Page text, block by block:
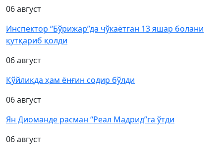
06 август
Инспектор “Бўрижар”да чўкаётган 13 яшар болани
қутқариб қолди
06 август
Қўйлиқда ҳам ёнғин содир бўлди
06 август
Ян Диоманде расман “Реал Мадрид”га ўтди
06 август